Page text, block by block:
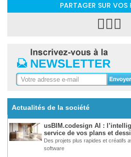
PARTAGER SUR VOS
Actualités de la société
usBIM.codesign AI :
service de vos plans et
Des projets plus rapides et créatifs
software